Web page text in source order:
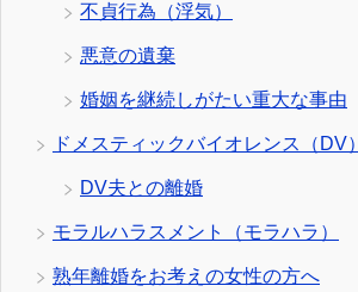
不貞行為（浮気）
悪意の遺棄
婚姻を継続しがたい重大な事由
ドメスティックバイオレンス（DV）
DV夫との離婚
モラルハラスメント（モラハラ）
熟年離婚をお考えの女性の方へ